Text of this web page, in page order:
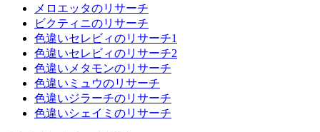
メロエッタのリサーチ
ビクティニのリサーチ
色違いセレビィのリサーチ1
色違いセレビィのリサーチ2
色違いメタモンのリサーチ
色違いミュウのリサーチ
色違いジラーチのリサーチ
色違いシェイミのリサーチ